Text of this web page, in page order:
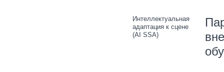
Интеллектуальная
адаптация к сцене
(AI SSA)